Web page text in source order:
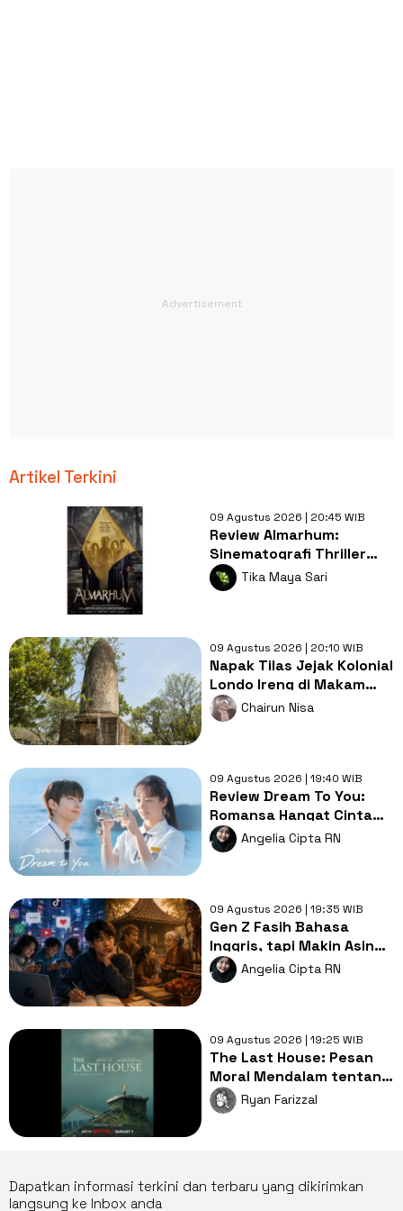
Artikel Terkini
09 Agustus 2026 | 20:45 WIB
Review Almarhum:
Sinematografi Thriller
Misteri Bernyawa
Kearifan Lokal
Tika Maya Sari
09 Agustus 2026 | 20:10 WIB
Napak Tilas Jejak Kolonial
Londo Ireng di Makam
Kherkof Purworejo
Chairun Nisa
09 Agustus 2026 | 19:40 WIB
Review Dream To You:
Romansa Hangat Cinta
Pertama, Luka dan
Impian
Angelia Cipta RN
09 Agustus 2026 | 19:35 WIB
Gen Z Fasih Bahasa
Inggris, tapi Makin Asing
dengan Bahasa Ibu,
Mengapa?
Angelia Cipta RN
09 Agustus 2026 | 19:25 WIB
The Last House: Pesan
Moral Mendalam tentang
Hubungan Manusia dan
Alam
Ryan Farizzal
Dapatkan informasi terkini dan terbaru yang dikirimkan
langsung ke Inbox anda